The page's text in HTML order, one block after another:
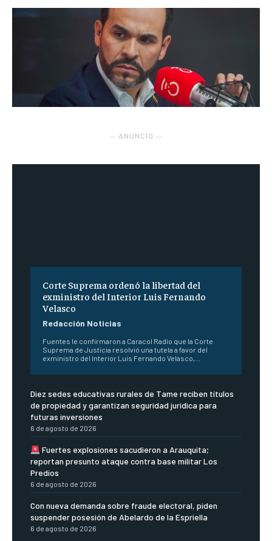
― ANUNCIO ―
Corte Suprema ordenó la libertad del
exministro del Interior Luis Fernando
Velasco
Redacción Noticias
Fuentes le confirmaron a Caracol Radio que la Corte
Suprema de Justicia resolvió una tutela a favor del
exministro del Interior Luis Fernando Velasco,...
Diez sedes educativas rurales de Tame reciben títulos
de propiedad y garantizan seguridad jurídica para
futuras inversiones
6 de agosto de 2026
Fuertes explosiones sacudieron a Arauquita;
reportan presunto ataque contra base militar Los
Predios
6 de agosto de 2026
Con nueva demanda sobre fraude electoral, piden
suspender posesión de Abelardo de la Espriella
6 de agosto de 2026